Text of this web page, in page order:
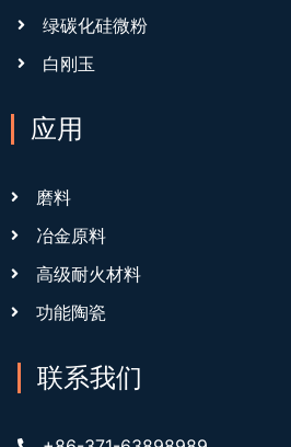
绿碳化硅微粉
白刚玉
应用
磨料
冶金原料
高级耐火材料
功能陶瓷
联系我们